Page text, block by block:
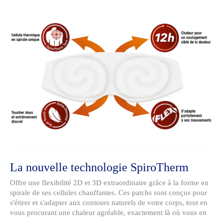
La nouvelle technologie SpiroTherm
Offre une flexibilité 2D et 3D extraordinaire grâce à la forme en
spirale de ses cellules chauffantes. Ces patchs sont conçus pour
s'étirer et s'adapter aux contours naturels de votre corps, tout en
vous procurant une chaleur agréable, exactement là où vous en